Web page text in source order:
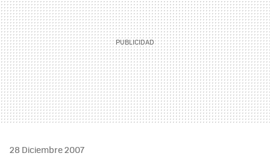
28 Diciembre 2007